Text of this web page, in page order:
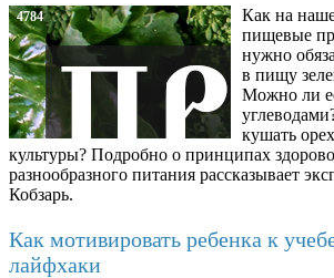
4784
Как на
пищевые
нужно
в пищу
Можно ли
кушать
культуры? Подробно о принципах
разнообразного питания рассказывает
Кобзарь.
Как мотивировать ребенка к
лайфхаки